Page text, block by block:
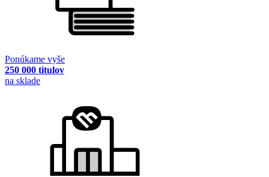
Ponúkame vyše
250 000 titulov
na sklade